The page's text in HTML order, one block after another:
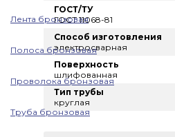
Лента бронзовая
Полоса бронзовая
Проволока бронзовая
Труба бронзовая
ГОСТ/ТУ
ГОСТ 11068-81
Способ изготовления
электросварная
Поверхность
шлифованная
Тип трубы
круглая